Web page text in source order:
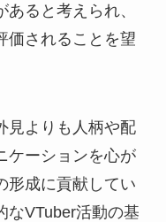
ると考えられ、
価されることを望
見よりも人柄や配
ケーションを心が
形成に貢献してい
なVTuber活動の基